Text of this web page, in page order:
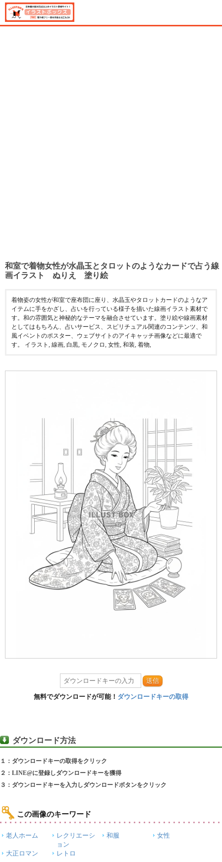
和室で着物女性が水晶玉とタロットのようなカードで占う線
画イラスト ぬりえ 塗り絵
着物姿の女性が和室で座布団に座り、水晶玉やタロットカードのようなア
イテムに手をかざし、占いを行っている様子を描いた線画イラスト素材で
す。和の雰囲気と神秘的なテーマを融合させています。塗り絵や線画素材
としてはもちろん、占いサービス、スピリチュアル関連のコンテンツ、和
風イベントのポスター、ウェブサイトのアイキャッチ画像などに最適で
す。 イラスト, 線画, 白黒, モノクロ, 女性, 和装, 着物,
送信
無料でダウンロードが可能！ ダウンロードキーの取得
ダウンロード方法
１：ダウンロードキーの取得をクリック
２：LINE@に登録しダウンロードキーを獲得
３：ダウンロードキーを入力しダウンロードボタンをクリック
この画像のキーワード
老人ホーム
レクリエーシ
ョン
和服 女性
大正ロマン レトロ